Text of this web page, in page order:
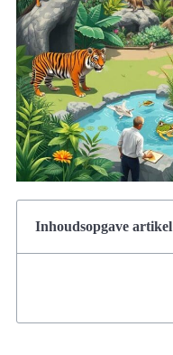
Inhoudsopgave artikel